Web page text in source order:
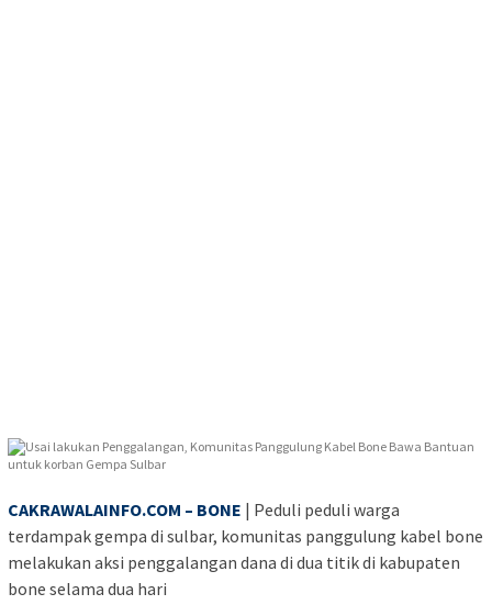
CAKRAWALAINFO.COM – BONE | Peduli peduli warga
terdampak gempa di sulbar, komunitas panggulung kabel bone
melakukan aksi penggalangan dana di dua titik di kabupaten
bone selama dua hari